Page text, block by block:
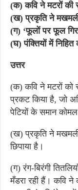
(क) कवि ने मटरों की
(ख) प्रकृति ने मखमली
(ग) ‘फूलों पर फूल
(घ) पंक्तियों में निहित
उत्तर
(क) कवि ने मटरों को
प्रकट किया है, जो
पेटियों के समान
(ख) प्रकृति ने मखमली
छिपाया है।
(ग) रंग-बिरंगी
मँडरा रही हैं। कवि ने